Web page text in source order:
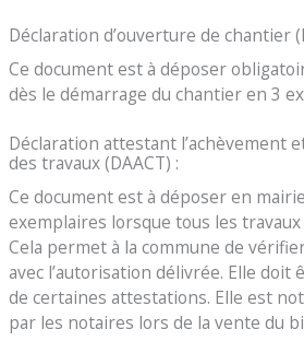
Déclaration d’ouverture de chantier
Ce document est à déposer
dès le démarrage du chantier en 3
Déclaration attestant l’achèvement
des travaux (DAACT) :
Ce document est à déposer en
exemplaires lorsque tous les
Cela permet à la commune de
avec l’autorisation délivrée. Elle doit
de certaines attestations. Elle est
par les notaires lors de la vente du